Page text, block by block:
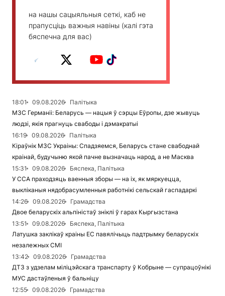
на нашы сацыяльныя сеткі, каб не
прапусціць важныя навіны (калі гэта
бяспечна для вас)
18:01 09.08.2026
Палітыка
МЗС Германіі: Беларусь — нацыя ў сэрцы Еўропы, дзе жывуць
людзі, якія прагнуць свабоды і дэмакратыі
16:19
09.08.2026
Палітыка
Кіраўнік МЗС Украіны: Спадзяемся, Беларусь стане свабоднай
краінай, будучыню якой пачне вызначаць народ, а не Масква
15:31
09.08.2026
Бяспека, Палітыка
У ССА праходзяць ваенныя зборы — на іх, як мяркуецца,
выкліканыя нядобрасумленныя работнікі сельскай гаспадаркі
14:26
09.08.2026
Грамадства
Двое беларускіх альпіністаў зніклі ў гарах Кыргызстана
13:51
09.08.2026
Бяспека, Палітыка
Латушка заклікаў краіны ЕС павялічыць падтрымку беларускіх
незалежных СМІ
13:42
09.08.2026
Грамадства
ДТЗ з удзелам міліцэйскага транспарту ў Кобрыне — супрацоўнікі
МУС дастаўленыя ў бальніцу
12:55
09.08.2026
Грамадства